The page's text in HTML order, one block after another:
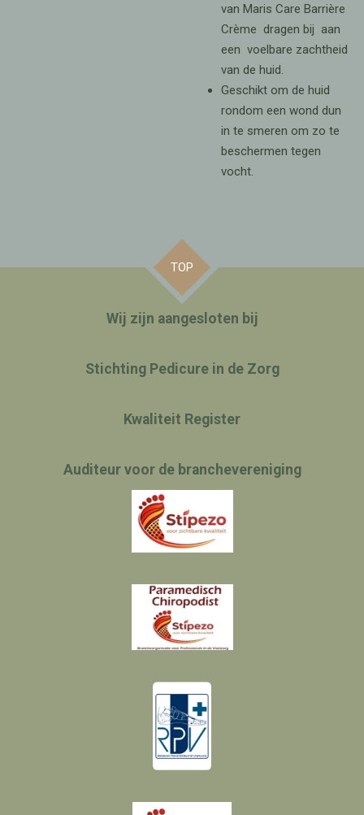
van Maris Care Barrière
Crème dragen bij aan
een voelbare zachtheid
van de huid.
Geschikt om de huid
rondom een wond dun
in te smeren om zo te
beschermen tegen
vocht.
TOP
Wij zijn aangesloten bij
Stichting Pedicure in de Zorg
Kwaliteit Register
Auditeur voor de branchevereniging